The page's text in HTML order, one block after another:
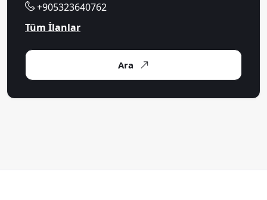
+905323640762
Tüm İlanlar
Ara